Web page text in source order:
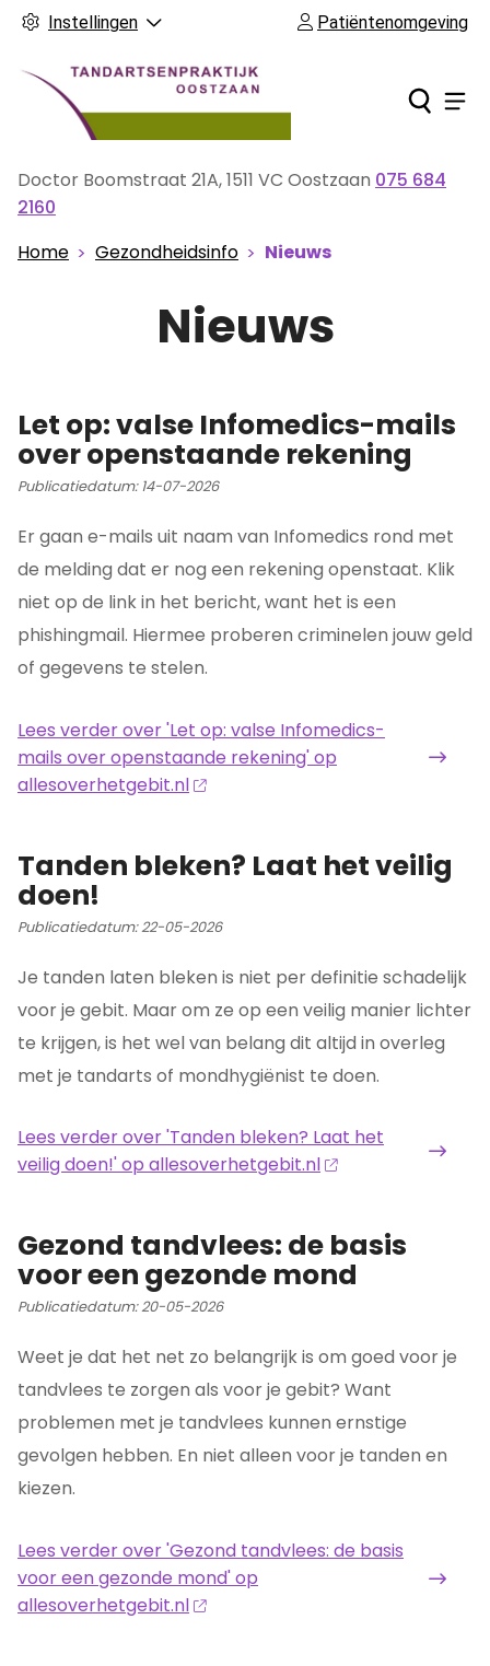
Instellingen Patiëntenomgeving
Doctor Boomstraat 21A,1511 VC Oostzaan Tel:
075 684
2160
Home
Gezondheidsinfo Nieuws
Nieuws
Let op: valse Infomedics-mails
over openstaande rekening
Publicatiedatum:14-07-2026
Er gaan e-mails uit naam van Infomedics rond met
de melding dat er nog een rekening openstaat. Klik
niet op de link in het bericht, want het is een
phishingmail. Hiermee proberen criminelen jouw geld
of gegevens te stelen.
Lees verderover 'Let op: valse Infomedics-
mails over openstaande rekening' op
allesoverhetgebit.nl
Tanden bleken? Laat het veilig
doen!
Publicatiedatum:22-05-2026
Je tanden laten bleken is niet per definitie schadelijk
voor je gebit. Maar om ze op een veilig manier lichter
te krijgen, is het wel van belang dit altijd in overleg
met je tandarts of mondhygiënist te doen.
Lees verderover 'Tanden bleken? Laat het
veilig doen!' op allesoverhetgebit.nl
Gezond tandvlees: de basis
voor een gezonde mond
Publicatiedatum:20-05-2026
Weet je dat het net zo belangrijk is om goed voor je
tandvlees te zorgen als voor je gebit? Want
problemen met je tandvlees kunnen ernstige
gevolgen hebben. En niet alleen voor je tanden en
kiezen.
Lees verderover 'Gezond tandvlees: de basis
voor een gezonde mond' op
allesoverhetgebit.nl